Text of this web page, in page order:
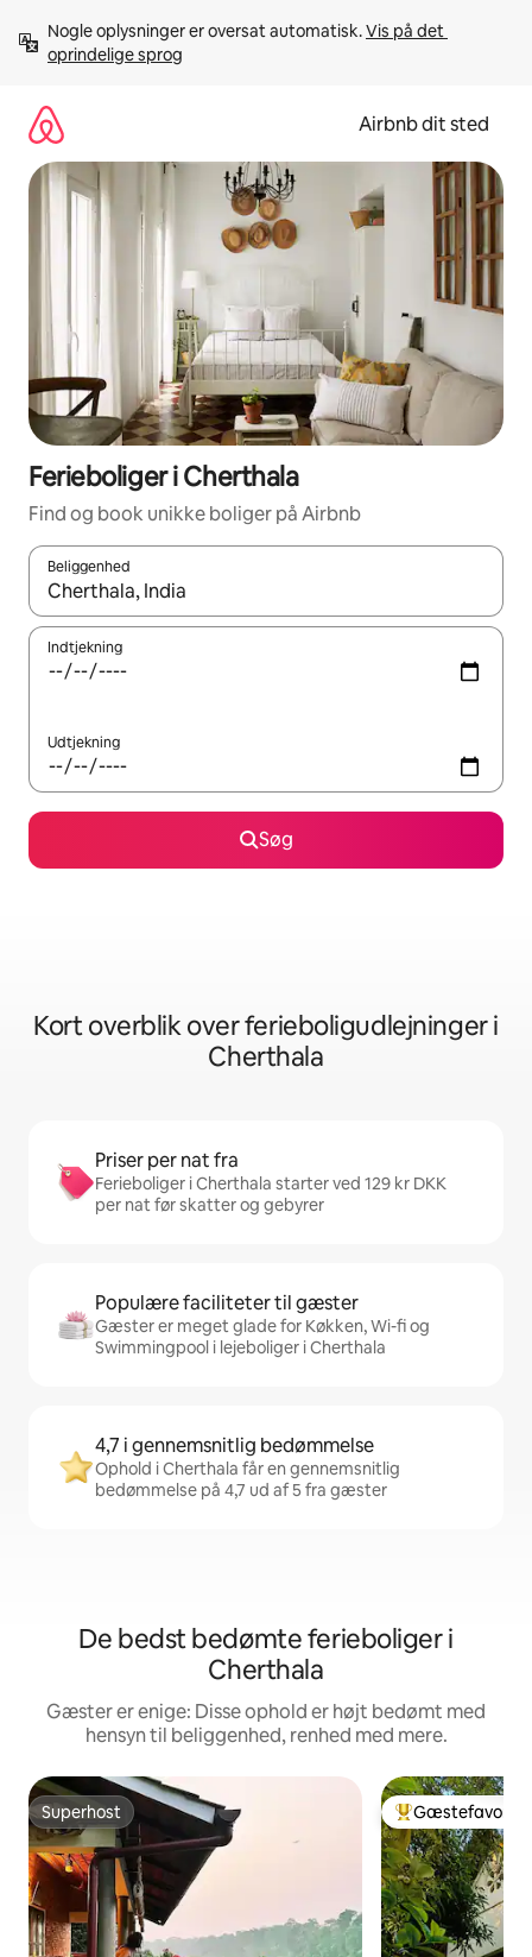
videre
Nogle oplysninger er oversat automatisk. Vis på det
oprindelige sprog
Airbnb dit sted
Ferieboliger i Cherthala
Find og book unikke boliger på Airbnb
Beliggenhed
Når resultaterne er tilgængelige, skal du navigere med
Indtjekning
Udtjekning
Søg
Kort overblik over ferieboligudlejninger i
Cherthala
Priser per nat fra
Ferieboliger i Cherthala starter ved 129 kr DKK
per nat før skatter og gebyrer
Populære faciliteter til gæster
Gæster er meget glade for Køkken, Wi-fi og
Swimmingpool i lejeboliger i Cherthala
4,7 i gennemsnitlig bedømmelse
Ophold i Cherthala får en gennemsnitlig
bedømmelse på 4,7 ud af 5 fra gæster
De bedst bedømte ferieboliger i
Cherthala
Gæster er enige: Disse ophold er højt bedømt med
hensyn til beliggenhed, renhed med mere.
Superhost
Superhost Bedste
Gæstefavorit